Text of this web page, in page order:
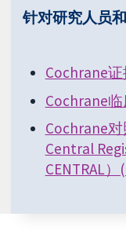
针对研究人员
Cochrane
Cochrane
Cochrane
Central
CENTRAL）